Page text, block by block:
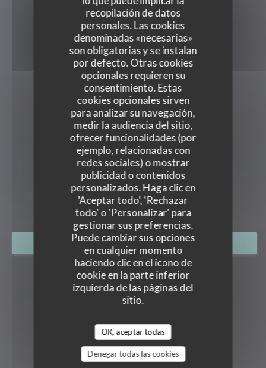
recopilación de datos
personales. Las cookies
denominadas «necesarias»
son obligatorias y se instalan
por defecto. Otras cookies
opcionales requieren su
consentimiento. Estas
cookies opcionales sirven
para analizar su navegación,
medir la audiencia del sitio,
ofrecer funcionalidades (por
ejemplo, relacionadas con
redes sociales) o mostrar
publicidad o contenidos
personalizados. Haga clic en
'Aceptar todo', 'Rechazar
todo' o 'Personalizar' para
gestionar sus preferencias.
Puede cambiar sus opciones
en cualquier momento
haciendo clic en el icono de
cookie en la parte inferior
izquierda de las páginas del
sitio.
OK, aceptar todas
Denegar todas las cookies
JAÏS
BISTRONOMIA|PARIS
RESERVAR UNA MESA